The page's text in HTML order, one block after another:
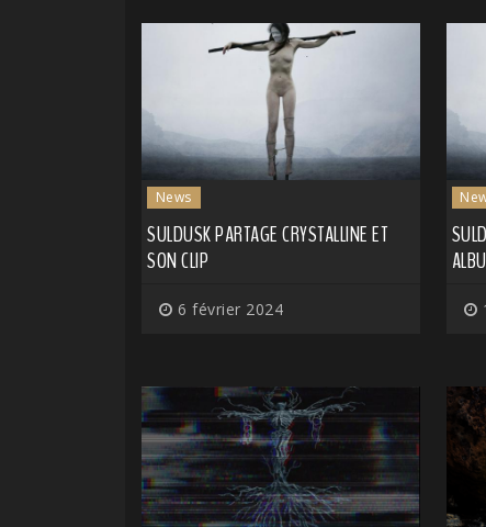
News
SULDUSK PARTAGE CRYSTALLINE ET
SON CLIP
6 février 2024